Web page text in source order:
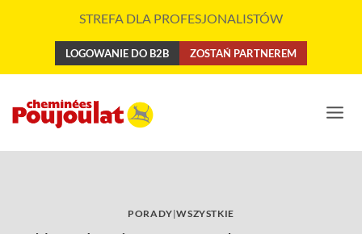
STREFA DLA PROFESJONALISTÓW
LOGOWANIE DO B2B ZOSTAŃ PARTNEREM
PORADY|WSZYSTKIE